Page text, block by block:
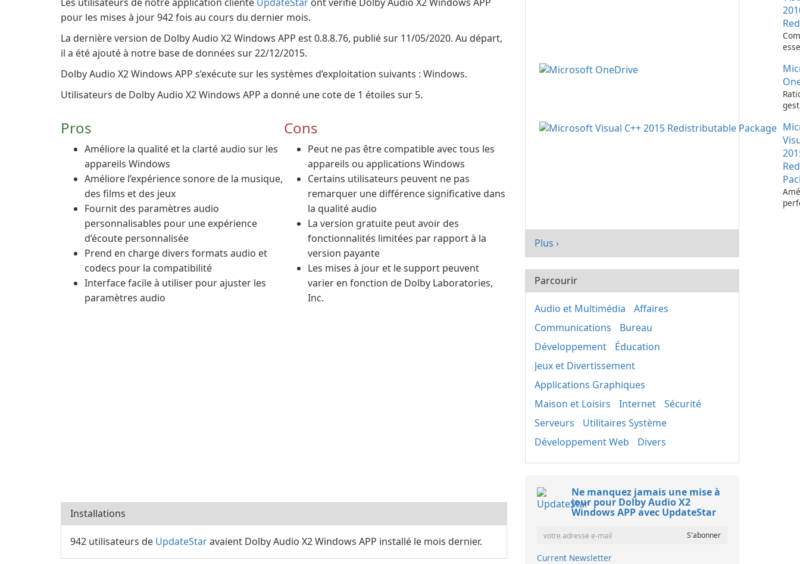
pour les mises à jour 942 fois au cours du dernier mois.
La dernière version de Dolby Audio X2 Windows APP est 0.8.8.76, publié sur 11/05/2020. Au départ,
il a été ajouté à notre base de données sur 22/12/2015.
Dolby Audio X2 Windows APP s’exécute sur les systèmes d’exploitation suivants : Windows.
Utilisateurs de Dolby Audio X2 Windows APP a donné une cote de 1 étoiles sur 5.
Pros
Améliore la qualité et la clarté audio sur les
appareils Windows
Améliore l’expérience sonore de la musique,
des films et des jeux
Fournit des paramètres audio
personnalisables pour une expérience
d’écoute personnalisée
Prend en charge divers formats audio et
codecs pour la compatibilité
Interface facile à utiliser pour ajuster les
paramètres audio
Cons
Peut ne pas être compatible avec tous les
appareils ou applications Windows
Certains utilisateurs peuvent ne pas
remarquer une différence significative dans
la qualité audio
La version gratuite peut avoir des
fonctionnalités limitées par rapport à la
version payante
Les mises à jour et le support peuvent
varier en fonction de Dolby Laboratories,
Inc.
Installations
942 utilisateurs de UpdateStaravaient Dolby Audio X2 Windows APP installé le mois dernier.
Plus ›
Parcourir
Audio et Multimédia
Affaires
Communications
Bureau
Développement
Éducation
Jeux et Divertissement
Applications Graphiques
Maison et Loisirs
Internet
Sécurité
Serveurs
Utilitaires Système
Développement Web
Divers
Ne manquez jamais une mise à
jour pour Dolby Audio X2
Windows APP avec UpdateStar
Current Newsletter